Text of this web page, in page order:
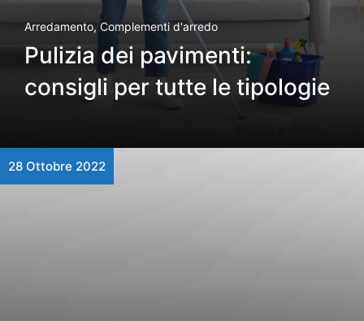
Arredamento,Complementi d'arredo
Pulizia dei pavimenti:
consigli per tutte le tipologie
28 Ottobre 2022